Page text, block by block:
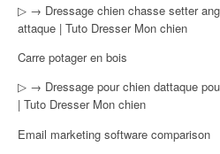
▷ → Dressage chien chasse setter
attaque | Tuto Dresser Mon chien
Carre potager en bois
▷ → Dressage pour chien dattaque
| Tuto Dresser Mon chien
Email marketing software comparison